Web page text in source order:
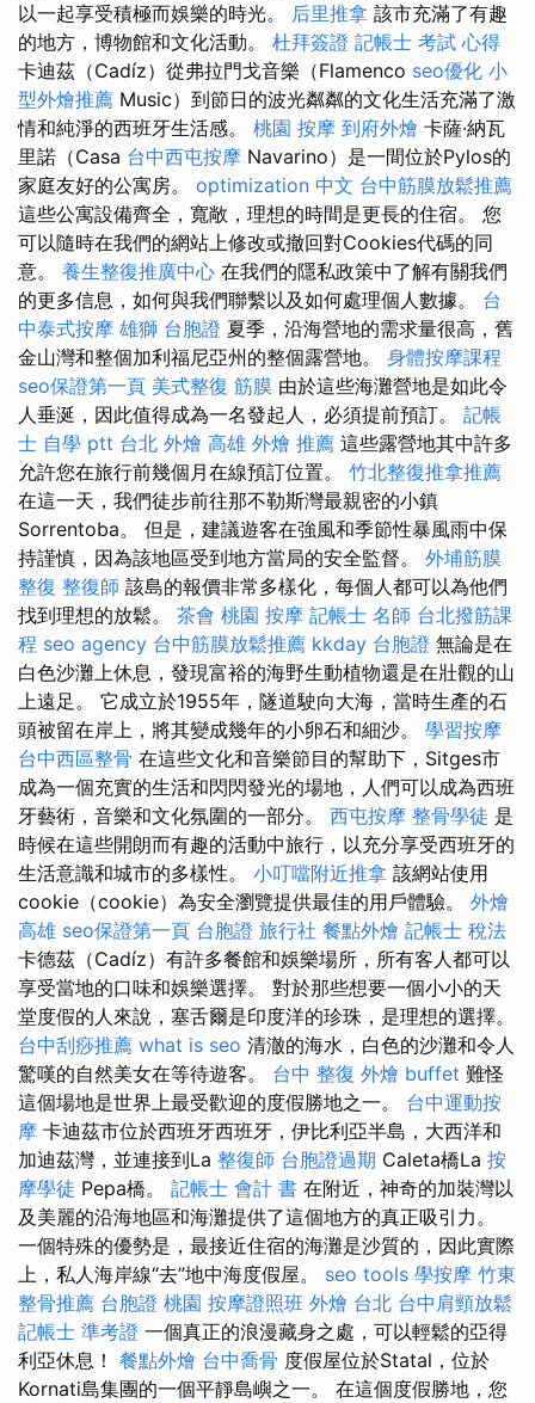
以一起享受積極而娛樂的時光。 后里推拿 該市充滿了有趣
的地方，博物館和文化活動。 杜拜簽證 記帳士 考試 心得
卡迪茲（Cadíz）從弗拉門戈音樂（Flamenco seo優化 小
型外燴推薦 Music）到節日的波光粼粼的文化生活充滿了激
情和純淨的西班牙生活感。 桃園 按摩 到府外燴 卡薩·納瓦
里諾（Casa 台中西屯按摩 Navarino）是一間位於Pylos的
家庭友好的公寓房。 optimization 中文 台中筋膜放鬆推薦
這些公寓設備齊全，寬敞，理想的時間是更長的住宿。 您
可以隨時在我們的網站上修改或撤回對Cookies代碼的同
意。 養生整復推廣中心 在我們的隱私政策中了解有關我們
的更多信息，如何與我們聯繫以及如何處理個人數據。 台
中泰式按摩 雄獅 台胞證 夏季，沿海營地的需求量很高，舊
金山灣和整個加利福尼亞州的整個露營地。 身體按摩課程
seo保證第一頁 美式整復 筋膜 由於這些海灘營地是如此令
人垂涎，因此值得成為一名發起人，必須提前預訂。 記帳
士 自學 ptt 台北 外燴 高雄 外燴 推薦 這些露營地其中許多
允許您在旅行前幾個月在線預訂位置。 竹北整復推拿推薦
在這一天，我們徒步前往那不勒斯灣最親密的小鎮
Sorrentoba。 但是，建議遊客在強風和季節性暴風雨中保
持謹慎，因為該地區受到地方當局的安全監督。 外埔筋膜
整復 整復師 該島的報價非常多樣化，每個人都可以為他們
找到理想的放鬆。 茶會 桃園 按摩 記帳士 名師 台北撥筋課
程 seo agency 台中筋膜放鬆推薦 kkday 台胞證 無論是在
白色沙灘上休息，發現富裕的海野生動植物還是在壯觀的山
上遠足。 它成立於1955年，隧道駛向大海，當時生產的石
頭被留在岸上，將其變成幾年的小卵石和細沙。 學習按摩
台中西區整骨 在這些文化和音樂節目的幫助下，Sitges市
成為一個充實的生活和閃閃發光的場地，人們可以成為西班
牙藝術，音樂和文化氛圍的一部分。 西屯按摩 整骨學徒 是
時候在這些開朗而有趣的活動中旅行，以充分享受西班牙的
生活意識和城市的多樣性。 小叮噹附近推拿 該網站使用
cookie（cookie）為安全瀏覽提供最佳的用戶體驗。 外燴
高雄 seo保證第一頁 台胞證 旅行社 餐點外燴 記帳士 稅法
卡德茲（Cadíz）有許多餐館和娛樂場所，所有客人都可以
享受當地的口味和娛樂選擇。 對於那些想要一個小小的天
堂度假的人來說，塞舌爾是印度洋的珍珠，是理想的選擇。
台中刮痧推薦 what is seo 清澈的海水，白色的沙灘和令人
驚嘆的自然美女在等待遊客。 台中 整復 外燴 buffet 難怪
這個場地是世界上最受歡迎的度假勝地之一。 台中運動按
摩 卡迪茲市位於西班牙西班牙，伊比利亞半島，大西洋和
加迪茲灣，並連接到La 整復師 台胞證過期 Caleta橋La 按
摩學徒 Pepa橋。 記帳士 會計 書 在附近，神奇的加裝灣以
及美麗的沿海地區和海灘提供了這個地方的真正吸引力。
一個特殊的優勢是，最接近住宿的海灘是沙質的，因此實際
上，私人海岸線“去”地中海度假屋。 seo tools 學按摩 竹東
整骨推薦 台胞證 桃園 按摩證照班 外燴 台北 台中肩頸放鬆
記帳士 準考證 一個真正的浪漫藏身之處，可以輕鬆的亞得
利亞休息！ 餐點外燴 台中喬骨 度假屋位於Statal，位於
Kornati島集團的一個平靜島嶼之一。 在這個度假勝地，您